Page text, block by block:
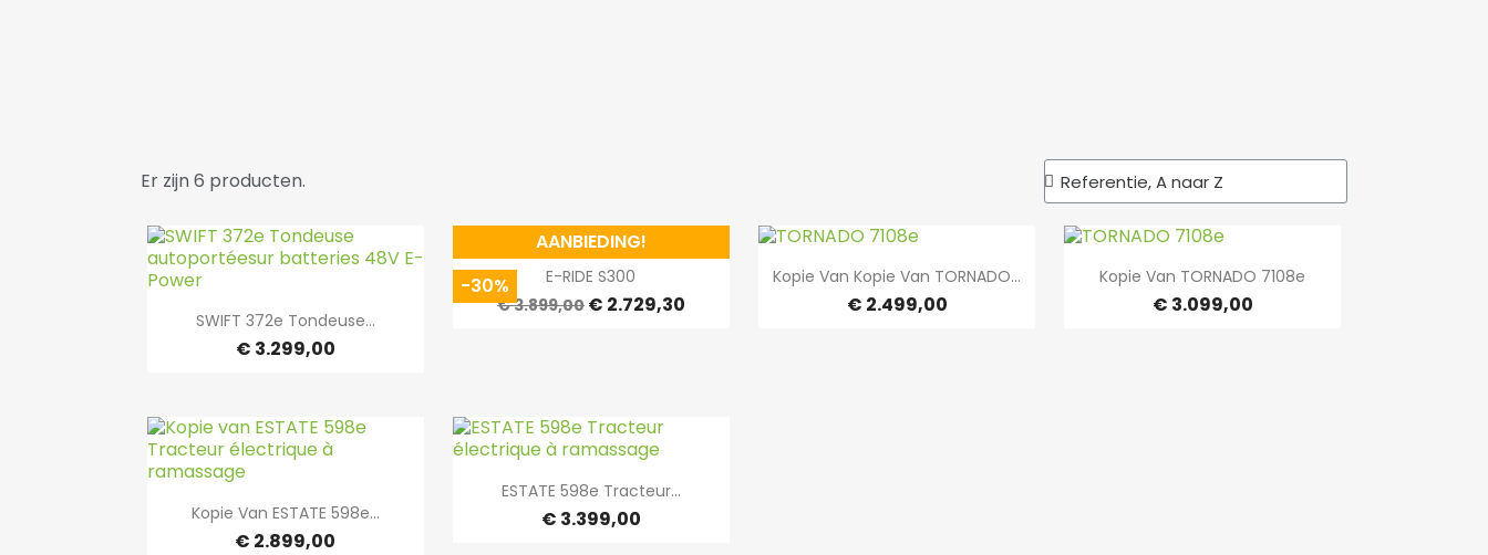
Er zijn 6 producten.
 Snel bekijken
SWIFT 372e Tondeuse...
€ 3.299,00
Snel bekijken
E-RIDE S300
€ 3.899,00 € 2.729,30
AANBIEDING!
-30%
 Snel bekijken
Kopie Van Kopie Van TORNADO...
€ 2.499,00
 Snel bekijken
Kopie Van TORNADO 7108e
€ 3.099,00
 Snel bekijken
Kopie Van ESTATE 598e...
€ 2.899,00
 Snel bekijken
ESTATE 598e Tracteur...
€ 3.399,00